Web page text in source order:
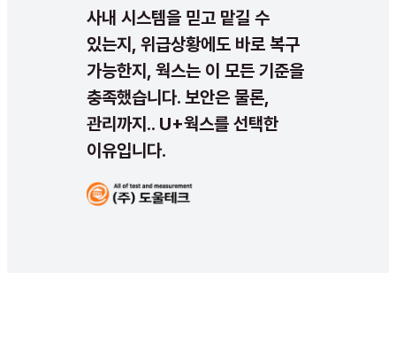
사내 시스템을 믿고 맡길 수
있는지, 위급상황에도 바로 복구
가능한지, 웍스는 이 모든 기준을
충족했습니다. 보안은 물론,
관리까지.. U+웍스를 선택한
이유입니다.